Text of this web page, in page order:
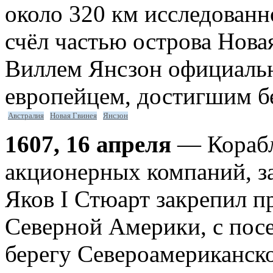
около 320 км
счёл частью острова
Виллем Янсзон
европейцем, достигшим
Австралия Новая Гвинея Янсзон
1607, 16 апреля —
акционерных компаний,
Яков I Стюарт закрепил
Северной Америки, с
берегу